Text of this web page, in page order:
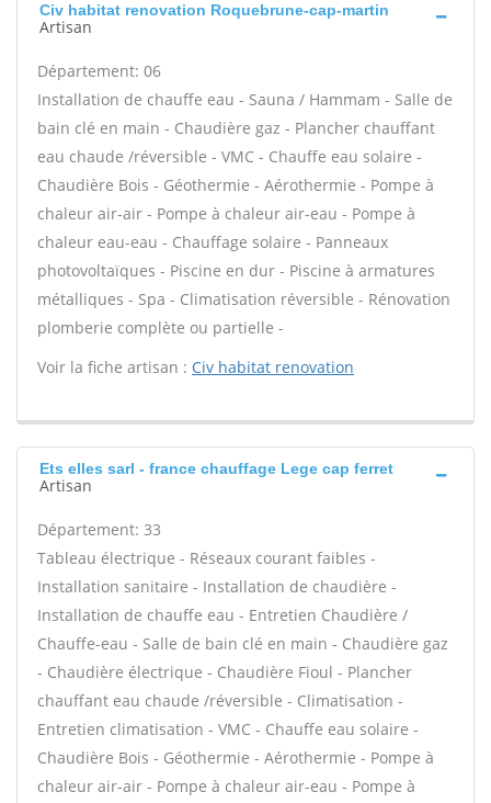
Civ habitat renovation Roquebrune-cap-martin
Artisan
Département: 06
Installation de chauffe eau - Sauna / Hammam - Salle de
bain clé en main - Chaudière gaz - Plancher chauffant
eau chaude /réversible - VMC - Chauffe eau solaire -
Chaudière Bois - Géothermie - Aérothermie - Pompe à
chaleur air-air - Pompe à chaleur air-eau - Pompe à
chaleur eau-eau - Chauffage solaire - Panneaux
photovoltaïques - Piscine en dur - Piscine à armatures
métalliques - Spa - Climatisation réversible - Rénovation
plomberie complète ou partielle -
Voir la fiche artisan : Civ habitat renovation
Ets elles sarl - france chauffage Lege cap ferret
Artisan
Département: 33
Tableau électrique - Réseaux courant faibles -
Installation sanitaire - Installation de chaudière -
Installation de chauffe eau - Entretien Chaudière /
Chauffe-eau - Salle de bain clé en main - Chaudière gaz
- Chaudière électrique - Chaudière Fioul - Plancher
chauffant eau chaude /réversible - Climatisation -
Entretien climatisation - VMC - Chauffe eau solaire -
Chaudière Bois - Géothermie - Aérothermie - Pompe à
chaleur air-air - Pompe à chaleur air-eau - Pompe à